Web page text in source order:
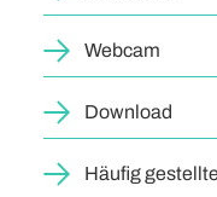
Webcam
Download
Häufig